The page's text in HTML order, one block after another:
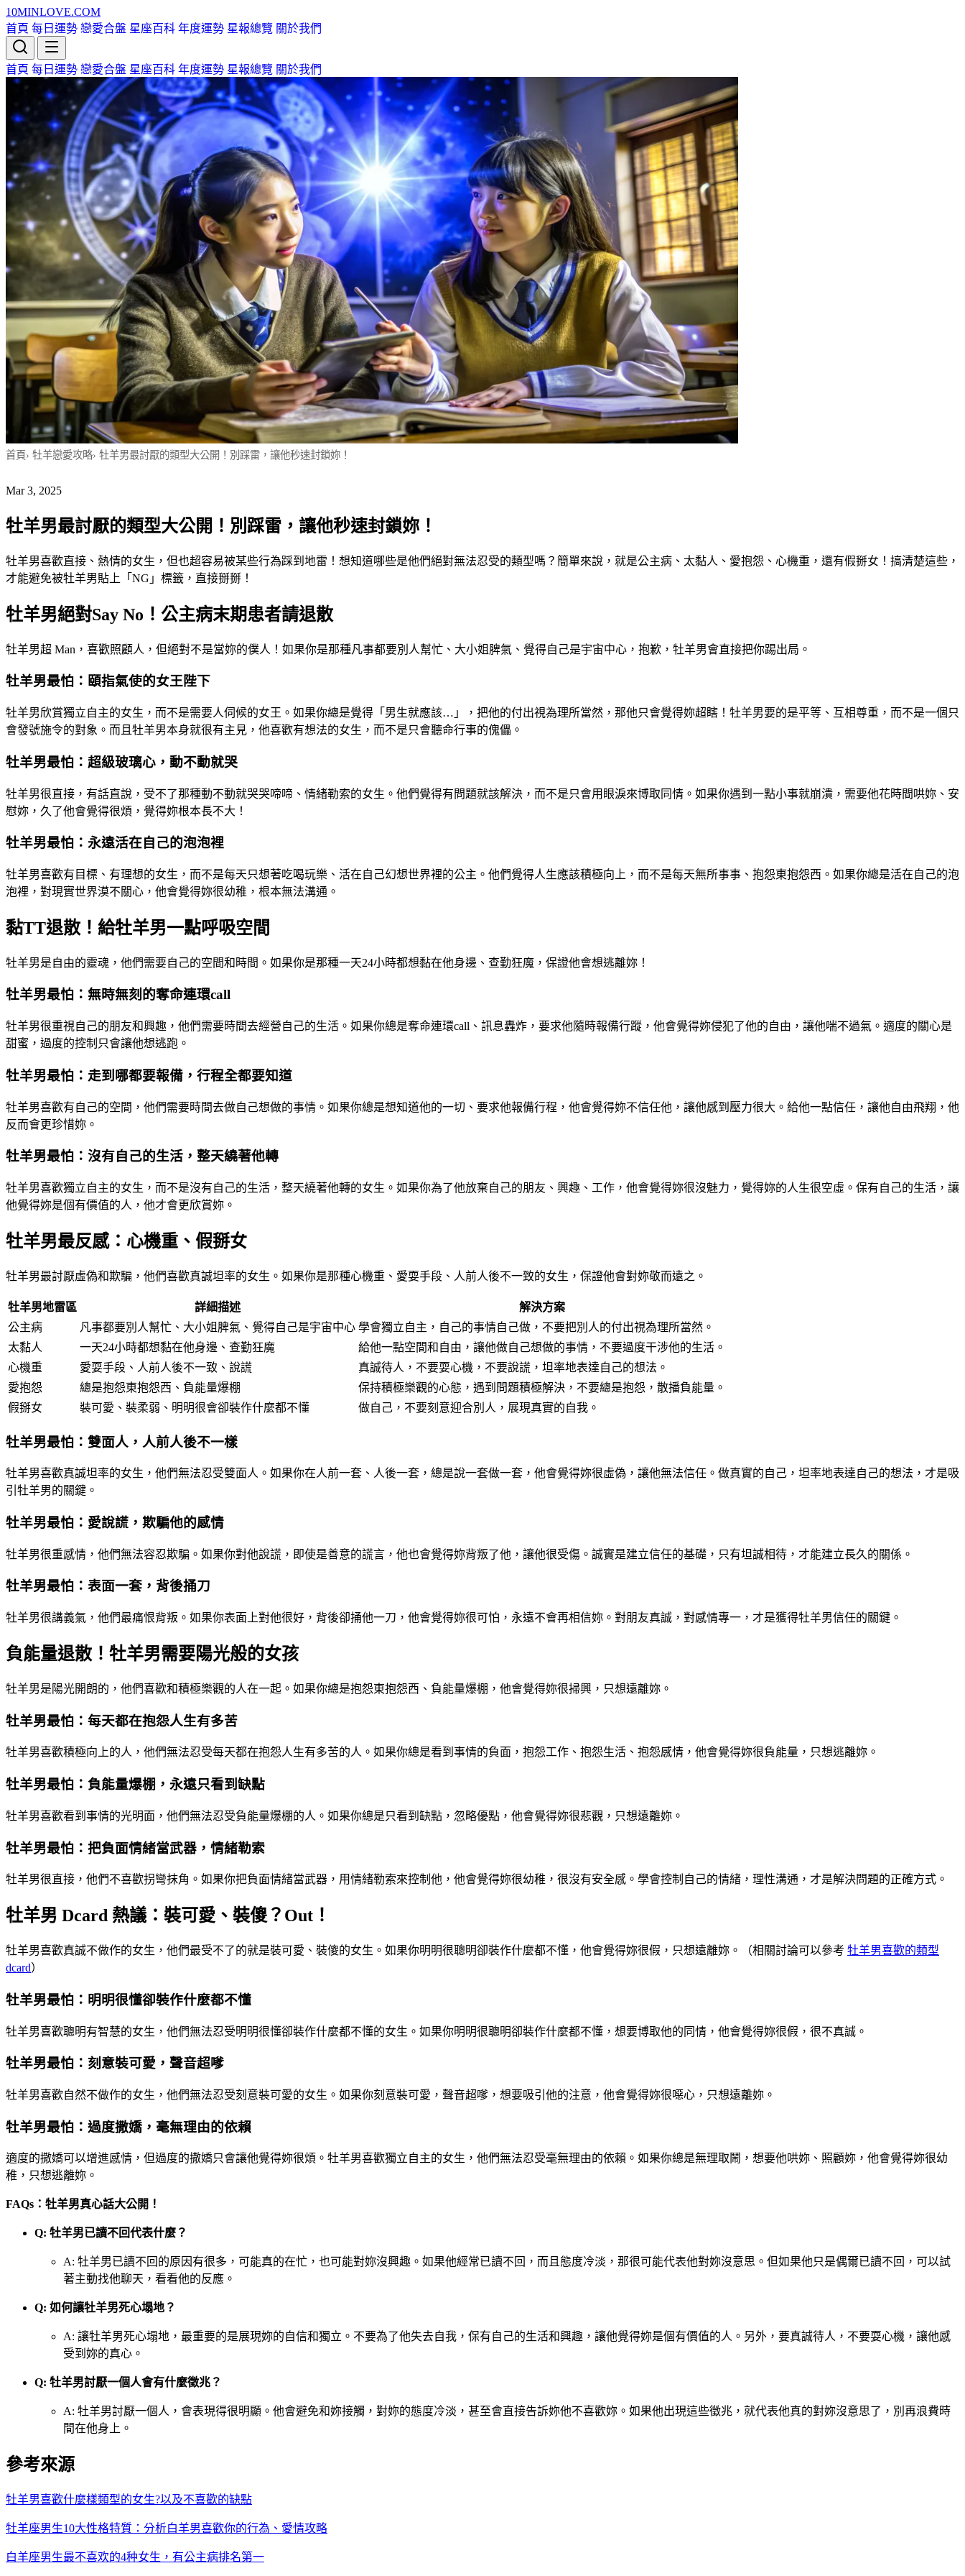
10MINLOVE.COM
首頁 每日運勢 戀愛合盤 星座百科 年度運勢 星報總覽 關於我們
首頁 每日運勢 戀愛合盤 星座百科 年度運勢 星報總覽 關於我們
首頁› 牡羊戀愛攻略› 牡羊男最討厭的類型大公開！別踩雷，讓他秒速封鎖妳！
Mar 3, 2025
牡羊男最討厭的類型大公開！別踩雷，讓他秒速封鎖妳！
牡羊男喜歡直接、熱情的女生，但也超容易被某些行為踩到地雷！想知道哪些是他們絕對無法忍受的類型嗎？簡單來說，就是公主病、太黏人、愛抱怨、心機重，還有假掰女！搞清楚這些，
才能避免被牡羊男貼上「NG」標籤，直接掰掰！
牡羊男絕對Say No！公主病末期患者請退散
牡羊男超 Man，喜歡照顧人，但絕對不是當妳的僕人！如果你是那種凡事都要別人幫忙、大小姐脾氣、覺得自己是宇宙中心，抱歉，牡羊男會直接把你踢出局。
牡羊男最怕：頤指氣使的女王陛下
牡羊男欣賞獨立自主的女生，而不是需要人伺候的女王。如果你總是覺得「男生就應該…」，把他的付出視為理所當然，那他只會覺得妳超瞎！牡羊男要的是平等、互相尊重，而不是一個只
會發號施令的對象。而且牡羊男本身就很有主見，他喜歡有想法的女生，而不是只會聽命行事的傀儡。
牡羊男最怕：超級玻璃心，動不動就哭
牡羊男很直接，有話直說，受不了那種動不動就哭哭啼啼、情緒勒索的女生。他們覺得有問題就該解決，而不是只會用眼淚來博取同情。如果你遇到一點小事就崩潰，需要他花時間哄妳、安
慰妳，久了他會覺得很煩，覺得妳根本長不大！
牡羊男最怕：永遠活在自己的泡泡裡
牡羊男喜歡有目標、有理想的女生，而不是每天只想著吃喝玩樂、活在自己幻想世界裡的公主。他們覺得人生應該積極向上，而不是每天無所事事、抱怨東抱怨西。如果你總是活在自己的泡
泡裡，對現實世界漠不關心，他會覺得妳很幼稚，根本無法溝通。
黏TT退散！給牡羊男一點呼吸空間
牡羊男是自由的靈魂，他們需要自己的空間和時間。如果你是那種一天24小時都想黏在他身邊、查勤狂魔，保證他會想逃離妳！
牡羊男最怕：無時無刻的奪命連環call
牡羊男很重視自己的朋友和興趣，他們需要時間去經營自己的生活。如果你總是奪命連環call、訊息轟炸，要求他隨時報備行蹤，他會覺得妳侵犯了他的自由，讓他喘不過氣。適度的關心是
甜蜜，過度的控制只會讓他想逃跑。
牡羊男最怕：走到哪都要報備，行程全都要知道
牡羊男喜歡有自己的空間，他們需要時間去做自己想做的事情。如果你總是想知道他的一切、要求他報備行程，他會覺得妳不信任他，讓他感到壓力很大。給他一點信任，讓他自由飛翔，他
反而會更珍惜妳。
牡羊男最怕：沒有自己的生活，整天繞著他轉
牡羊男喜歡獨立自主的女生，而不是沒有自己的生活，整天繞著他轉的女生。如果你為了他放棄自己的朋友、興趣、工作，他會覺得妳很沒魅力，覺得妳的人生很空虛。保有自己的生活，讓
他覺得妳是個有價值的人，他才會更欣賞妳。
牡羊男最反感：心機重、假掰女
牡羊男最討厭虛偽和欺騙，他們喜歡真誠坦率的女生。如果你是那種心機重、愛耍手段、人前人後不一致的女生，保證他會對妳敬而遠之。
牡羊男地雷區 詳細描述
解決方案
公主病
凡事都要別人幫忙、大小姐脾氣、覺得自己是宇宙中心 學會獨立自主，自己的事情自己做，不要把別人的付出視為理所當然。
太黏人
一天24小時都想黏在他身邊、查勤狂魔
給他一點空間和自由，讓他做自己想做的事情，不要過度干涉他的生活。
心機重
愛耍手段、人前人後不一致、說謊
真誠待人，不要耍心機，不要說謊，坦率地表達自己的想法。
愛抱怨
總是抱怨東抱怨西、負能量爆棚
保持積極樂觀的心態，遇到問題積極解決，不要總是抱怨，散播負能量。
假掰女
裝可愛、裝柔弱、明明很會卻裝作什麼都不懂 做自己，不要刻意迎合別人，展現真實的自我。
牡羊男最怕：雙面人，人前人後不一樣
牡羊男喜歡真誠坦率的女生，他們無法忍受雙面人。如果你在人前一套、人後一套，總是說一套做一套，他會覺得妳很虛偽，讓他無法信任。做真實的自己，坦率地表達自己的想法，才是吸
引牡羊男的關鍵。
牡羊男最怕：愛說謊，欺騙他的感情
牡羊男很重感情，他們無法容忍欺騙。如果你對他說謊，即使是善意的謊言，他也會覺得妳背叛了他，讓他很受傷。誠實是建立信任的基礎，只有坦誠相待，才能建立長久的關係。
牡羊男最怕：表面一套，背後捅刀
牡羊男很講義氣，他們最痛恨背叛。如果你表面上對他很好，背後卻捅他一刀，他會覺得妳很可怕，永遠不會再相信妳。對朋友真誠，對感情專一，才是獲得牡羊男信任的關鍵。
負能量退散！牡羊男需要陽光般的女孩
牡羊男是陽光開朗的，他們喜歡和積極樂觀的人在一起。如果你總是抱怨東抱怨西、負能量爆棚，他會覺得妳很掃興，只想遠離妳。
牡羊男最怕：每天都在抱怨人生有多苦
牡羊男喜歡積極向上的人，他們無法忍受每天都在抱怨人生有多苦的人。如果你總是看到事情的負面，抱怨工作、抱怨生活、抱怨感情，他會覺得妳很負能量，只想逃離妳。
牡羊男最怕：負能量爆棚，永遠只看到缺點
牡羊男喜歡看到事情的光明面，他們無法忍受負能量爆棚的人。如果你總是只看到缺點，忽略優點，他會覺得妳很悲觀，只想遠離妳。
牡羊男最怕：把負面情緒當武器，情緒勒索
牡羊男很直接，他們不喜歡拐彎抹角。如果你把負面情緒當武器，用情緒勒索來控制他，他會覺得妳很幼稚，很沒有安全感。學會控制自己的情緒，理性溝通，才是解決問題的正確方式。
牡羊男 Dcard 熱議：裝可愛、裝傻？Out！
牡羊男喜歡真誠不做作的女生，他們最受不了的就是裝可愛、裝傻的女生。如果你明明很聰明卻裝作什麼都不懂，他會覺得妳很假，只想遠離妳。（相關討論可以參考 牡羊男喜歡的類型
dcard）
牡羊男最怕：明明很懂卻裝作什麼都不懂
牡羊男喜歡聰明有智慧的女生，他們無法忍受明明很懂卻裝作什麼都不懂的女生。如果你明明很聰明卻裝作什麼都不懂，想要博取他的同情，他會覺得妳很假，很不真誠。
牡羊男最怕：刻意裝可愛，聲音超嗲
牡羊男喜歡自然不做作的女生，他們無法忍受刻意裝可愛的女生。如果你刻意裝可愛，聲音超嗲，想要吸引他的注意，他會覺得妳很噁心，只想遠離妳。
牡羊男最怕：過度撒嬌，毫無理由的依賴
適度的撒嬌可以增進感情，但過度的撒嬌只會讓他覺得妳很煩。牡羊男喜歡獨立自主的女生，他們無法忍受毫無理由的依賴。如果你總是無理取鬧，想要他哄妳、照顧妳，他會覺得妳很幼
稚，只想逃離妳。
FAQs：牡羊男真心話大公開！
Q: 牡羊男已讀不回代表什麼？
A: 牡羊男已讀不回的原因有很多，可能真的在忙，也可能對妳沒興趣。如果他經常已讀不回，而且態度冷淡，那很可能代表他對妳沒意思。但如果他只是偶爾已讀不回，可以試
著主動找他聊天，看看他的反應。
Q: 如何讓牡羊男死心塌地？
A: 讓牡羊男死心塌地，最重要的是展現妳的自信和獨立。不要為了他失去自我，保有自己的生活和興趣，讓他覺得妳是個有價值的人。另外，要真誠待人，不要耍心機，讓他感
受到妳的真心。
Q: 牡羊男討厭一個人會有什麼徵兆？
A: 牡羊男討厭一個人，會表現得很明顯。他會避免和妳接觸，對妳的態度冷淡，甚至會直接告訴妳他不喜歡妳。如果他出現這些徵兆，就代表他真的對妳沒意思了，別再浪費時
間在他身上。
參考來源
牡羊男喜歡什麼樣類型的女生?以及不喜歡的缺點
牡羊座男生10大性格特質：分析白羊男喜歡你的行為、愛情攻略
白羊座男生最不喜欢的4种女生，有公主病排名第一